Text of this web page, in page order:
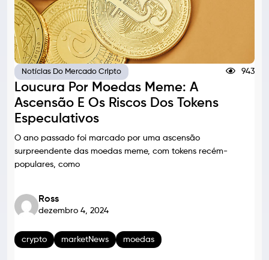
Notícias Do Mercado Cripto 943
Loucura Por Moedas Meme: A
Ascensão E Os Riscos Dos Tokens
Especulativos
O ano passado foi marcado por uma ascensão
surpreendente das moedas meme, com tokens recém-
populares, como
Ross
dezembro 4, 2024
crypto marketNews moedas